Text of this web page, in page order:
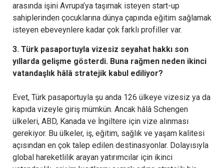
arasında işini Avrupa’ya taşımak isteyen start-up
sahiplerinden çocuklarına dünya çapında eğitim sağlamak
isteyen ebeveynlere kadar çok farklı profiller var.
3. Türk pasaportuyla vizesiz seyahat hakkı son
yıllarda gelişme gösterdi. Buna rağmen neden ikinci
vatandaşlık hâlâ stratejik kabul ediliyor?
Evet, Türk pasaportuyla şu anda 126 ülkeye vizesiz ya da
kapıda vizeyle giriş mümkün. Ancak hâlâ Schengen
ülkeleri, ABD, Kanada ve İngiltere için vize alınması
gerekiyor. Bu ülkeler, iş, eğitim, sağlık ve yaşam kalitesi
açısından en çok talep edilen destinasyonlar. Dolayısıyla
global hareketlilik arayan yatırımcılar için ikinci